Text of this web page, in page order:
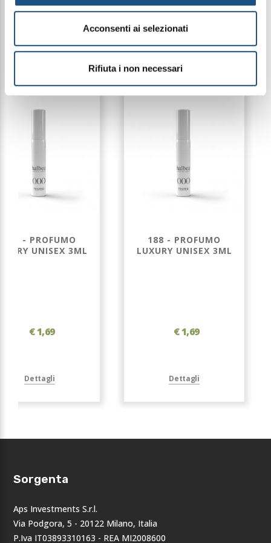
Acconsenti ai selezionati
Rifiuta i non necessari
disponibilità del packaging
PRODOTTI CORRELATI
183 - PROFUMO
UNISEX 3ML
€ 1,69
Dettagli
188 - PROFUMO
LUXURY UNISEX 3ML
€ 1,69
Dettagli
Sorgenta
Aps Investments S.r.l.
Via Podgora, 5 - 20122 Milano, Italia
P.Iva IT03893310163 - REA MI2008600